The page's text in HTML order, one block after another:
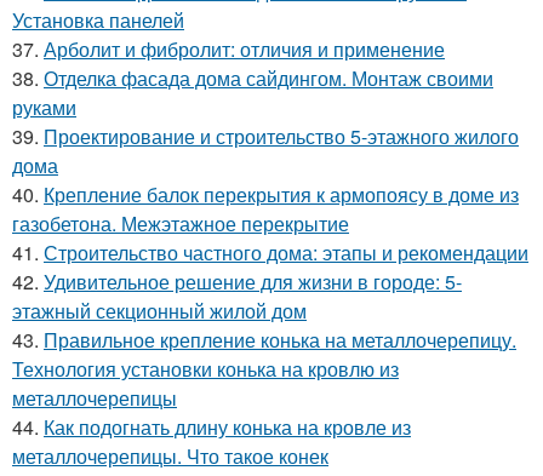
Установка панелей
37. Арболит и фибролит: отличия и применение
38. Отделка фасада дома сайдингом. Монтаж своими
руками
39. Проектирование и строительство 5-этажного жилого
дома
40. Крепление балок перекрытия к армопоясу в доме из
газобетона. Межэтажное перекрытие
41. Строительство частного дома: этапы и рекомендации
42. Удивительное решение для жизни в городе: 5-
этажный секционный жилой дом
43. Правильное крепление конька на металлочерепицу.
Технология установки конька на кровлю из
металлочерепицы
44. Как подогнать длину конька на кровле из
металлочерепицы. Что такое конек